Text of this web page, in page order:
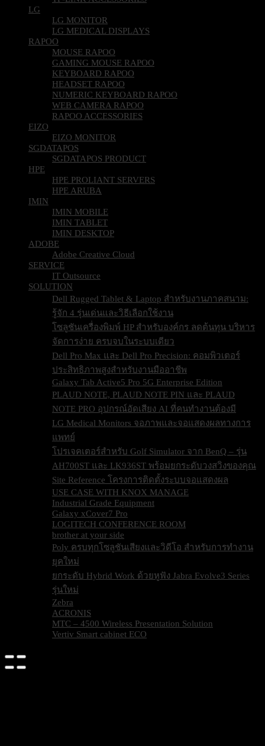
LG
LG MONITOR
LG MEDICAL DISPLAYS
RAPOO
MOUSE RAPOO
GAMING MOUSE RAPOO
KEYBOARD RAPOO
HEADSET RAPOO
NUMERIC KEYBOARD RAPOO
WEB CAMERA RAPOO
RAPOO ACCESSORIES
EIZO
EIZO MONITOR
SGDATAPOS
SGDATAPOS PRODUCT
HPE
HPE PROLIANT SERVERS
HPE ARUBA
IMIN
IMIN MOBILE
IMIN TABLET
IMIN DESKTOP
ADOBE
Adobe Creative Cloud
SERVICE
IT Outsource
SOLUTION
Dell Rugged Tablet & Laptop สำหรับงานภาคสนาม:
รู้จัก 4 รุ่นเด่นและวิธีเลือกใช้งาน
โซลูชันเครื่องพิมพ์ HP สำหรับองค์กร ลดต้นทุน บริหาร
จัดการง่าย ครบจบในระบบเดียว
Dell Pro Max และ Dell Pro Precision: คอมพิวเตอร์
ประสิทธิภาพสูงสำหรับงานมืออาชีพ
Galaxy Tab Active5 Pro 5G Enterprise Edition
PLAUD NOTE, PLAUD NOTE PIN และ PLAUD
NOTE PRO อุปกรณ์อัดเสียง AI ที่คนทำงานต้องมี
LG Medical Monitors จอภาพและจอแสดงผลทางการ
แพทย์
โปรเจคเตอร์สำหรับ Golf Simulator จาก BenQ – รุ่น
AH700ST และ LK936ST พร้อมยกระดับวงสวิงของคุณ
Site Reference โครงการติดตั้งระบบจอแสดงผล
USE CASE WITH KNOX MANAGE
Industrial Grade Equipment
Galaxy xCover7 Pro
LOGITECH CONFERENCE ROOM
brother at your side
Poly ครบทุกโซลูชันเสียงและวิดีโอ สำหรับการทำงาน
ยุคใหม่
ยกระดับ Hybrid Work ด้วยหูฟัง Jabra Evolve3 Series
รุ่นใหม่
Zebra
ACRONIS
MTC – 4500 Wireless Presentation Solution
Vertiv Smart cabinet ECO